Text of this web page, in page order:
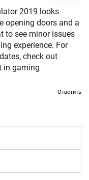
2019 looks
opening doors and a
to see minor issues
experience. For
check out
in gaming
Ответить